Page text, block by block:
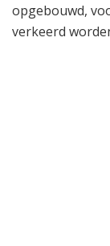
opgebouwd,
verkeerd